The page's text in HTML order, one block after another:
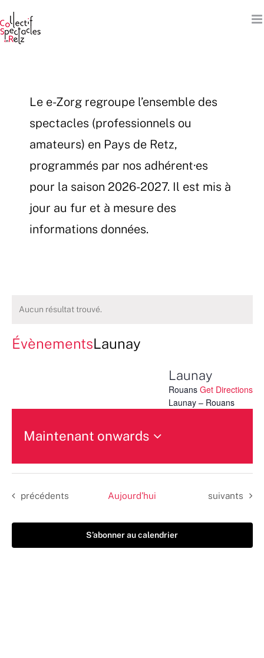
au
contenu
Le e-Zorg regroupe l’ensemble des
spectacles (professionnels ou
amateurs) en Pays de Retz,
programmés par nos adhérent·es
pour la saison 2026-2027. Il est mis à
jour au fur et à mesure des
informations données.
Aucun résultat trouvé.
ÉvènementsLaunay
Launay
Rouans Get Directions
Launay – Rouans
Maintenant onwards
une
date.
Évènements
précédents Aujourd’hui Évènements
suivants
S’abonner au calendrier